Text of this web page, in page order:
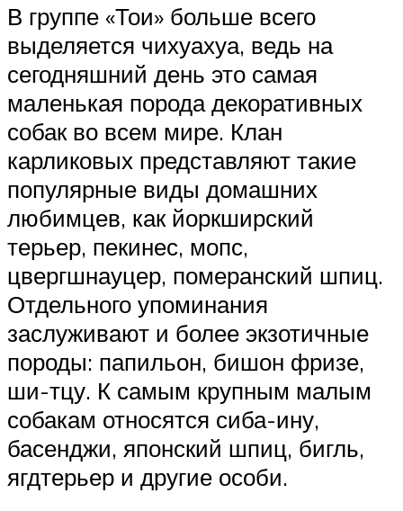
В группе «Тои» больше всего
выделяется чихуахуа, ведь на
сегодняшний день это самая
маленькая порода декоративных
собак во всем мире. Клан
карликовых представляют такие
популярные виды домашних
любимцев, как йоркширский
терьер, пекинес, мопс,
цвергшнауцер, померанский шпиц.
Отдельного упоминания
заслуживают и более экзотичные
породы: папильон, бишон фризе,
ши-тцу. К самым крупным малым
собакам относятся сиба-ину,
басенджи, японский шпиц, бигль,
ягдтерьер и другие особи.